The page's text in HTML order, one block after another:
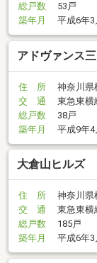
総戸数
53戸
築年月
平成6年3
アドヴァンス
住 所
神奈川県
交 通
東急東横
総戸数
38戸
築年月
平成9年4
大倉山ヒルズ
住 所
神奈川県
交 通
東急東横
総戸数
185戸
築年月
平成6年3